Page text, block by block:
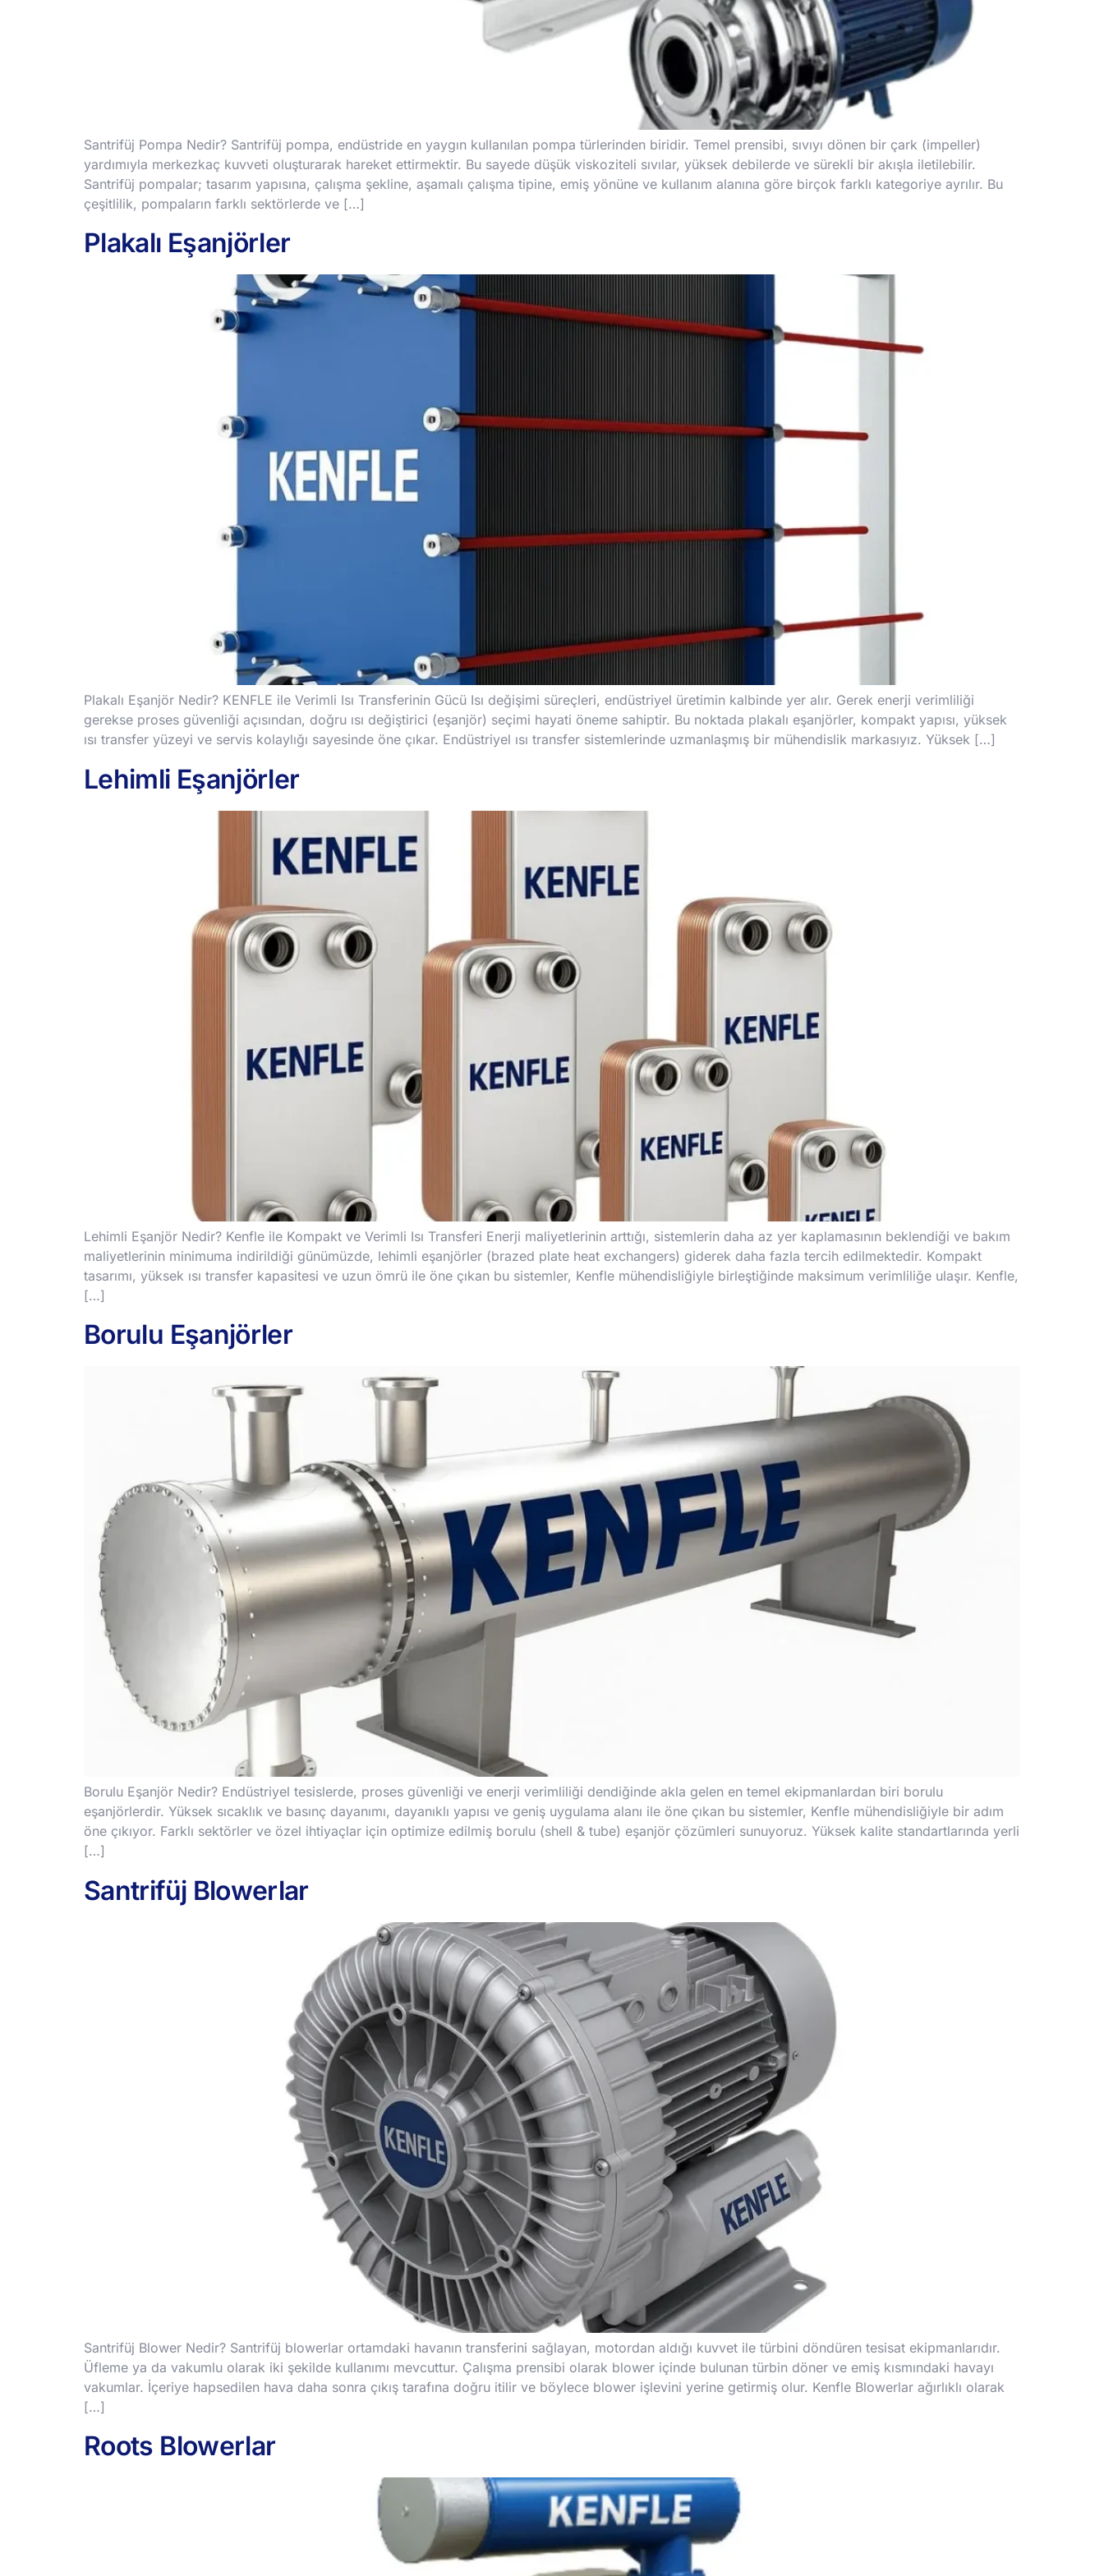
Santrifüj Pompa Nedir? Santrifüj pompa, endüstride en yaygın kullanılan pompa türlerinden biridir. Temel prensibi, sıvıyı dönen bir çark (impeller)
yardımıyla merkezkaç kuvveti oluşturarak hareket ettirmektir. Bu sayede düşük viskoziteli sıvılar, yüksek debilerde ve sürekli bir akışla iletilebilir.
Santrifüj pompalar; tasarım yapısına, çalışma şekline, aşamalı çalışma tipine, emiş yönüne ve kullanım alanına göre birçok farklı kategoriye ayrılır. Bu
çeşitlilik, pompaların farklı sektörlerde ve […]
Plakalı Eşanjörler
Plakalı Eşanjör Nedir? KENFLE ile Verimli Isı Transferinin Gücü Isı değişimi süreçleri, endüstriyel üretimin kalbinde yer alır. Gerek enerji verimliliği
gerekse proses güvenliği açısından, doğru ısı değiştirici (eşanjör) seçimi hayati öneme sahiptir. Bu noktada plakalı eşanjörler, kompakt yapısı, yüksek
ısı transfer yüzeyi ve servis kolaylığı sayesinde öne çıkar. Endüstriyel ısı transfer sistemlerinde uzmanlaşmış bir mühendislik markasıyız. Yüksek […]
Lehimli Eşanjörler
Lehimli Eşanjör Nedir? Kenfle ile Kompakt ve Verimli Isı Transferi Enerji maliyetlerinin arttığı, sistemlerin daha az yer kaplamasının beklendiği ve bakım
maliyetlerinin minimuma indirildiği günümüzde, lehimli eşanjörler (brazed plate heat exchangers) giderek daha fazla tercih edilmektedir. Kompakt
tasarımı, yüksek ısı transfer kapasitesi ve uzun ömrü ile öne çıkan bu sistemler, Kenfle mühendisliğiyle birleştiğinde maksimum verimliliğe ulaşır. Kenfle,
[…]
Borulu Eşanjörler
Borulu Eşanjör Nedir? Endüstriyel tesislerde, proses güvenliği ve enerji verimliliği dendiğinde akla gelen en temel ekipmanlardan biri borulu
eşanjörlerdir. Yüksek sıcaklık ve basınç dayanımı, dayanıklı yapısı ve geniş uygulama alanı ile öne çıkan bu sistemler, Kenfle mühendisliğiyle bir adım
öne çıkıyor. Farklı sektörler ve özel ihtiyaçlar için optimize edilmiş borulu (shell & tube) eşanjör çözümleri sunuyoruz. Yüksek kalite standartlarında yerli
[…]
Santrifüj Blowerlar
Santrifüj Blower Nedir? Santrifüj blowerlar ortamdaki havanın transferini sağlayan, motordan aldığı kuvvet ile türbini döndüren tesisat ekipmanlarıdır.
Üfleme ya da vakumlu olarak iki şekilde kullanımı mevcuttur. Çalışma prensibi olarak blower içinde bulunan türbin döner ve emiş kısmındaki havayı
vakumlar. İçeriye hapsedilen hava daha sonra çıkış tarafına doğru itilir ve böylece blower işlevini yerine getirmiş olur. Kenfle Blowerlar ağırlıklı olarak
[…]
Roots Blowerlar